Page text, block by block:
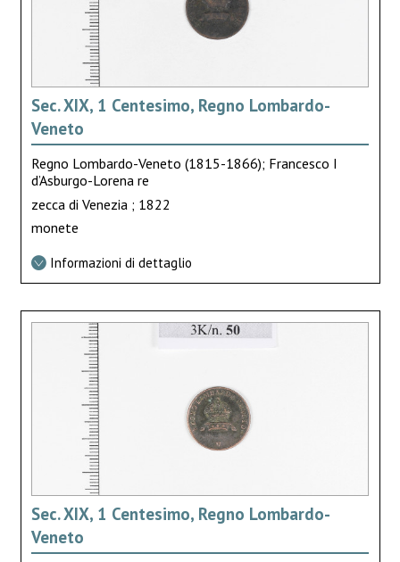
Sec. XIX, 1 Centesimo, Regno Lombardo-
Veneto
Regno Lombardo-Veneto (1815-1866); Francesco I
d’Asburgo-Lorena re
zecca di Venezia ; 1822
monete
Informazioni di dettaglio
Sec. XIX, 1 Centesimo, Regno Lombardo-
Veneto